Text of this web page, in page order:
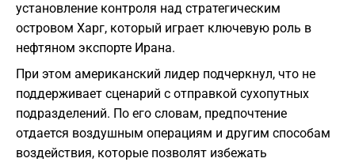
установление контроля над стратегическим
островом Харг, который играет ключевую роль в
нефтяном экспорте Ирана.
При этом американский лидер подчеркнул, что не
поддерживает сценарий с отправкой сухопутных
подразделений. По его словам, предпочтение
отдается воздушным операциям и другим способам
воздействия, которые позволят избежать